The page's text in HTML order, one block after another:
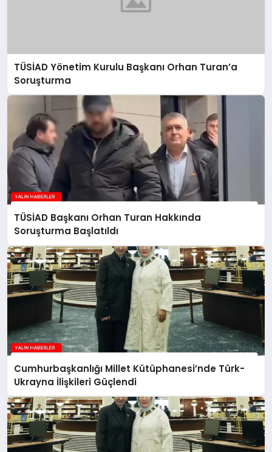
TÜSİAD Yönetim Kurulu Başkanı Orhan Turan’a
Soruşturma
TÜSİAD Başkanı Orhan Turan Hakkında
Soruşturma Başlatıldı
Cumhurbaşkanlığı Millet Kütüphanesi’nde Türk-
Ukrayna İlişkileri Güçlendi